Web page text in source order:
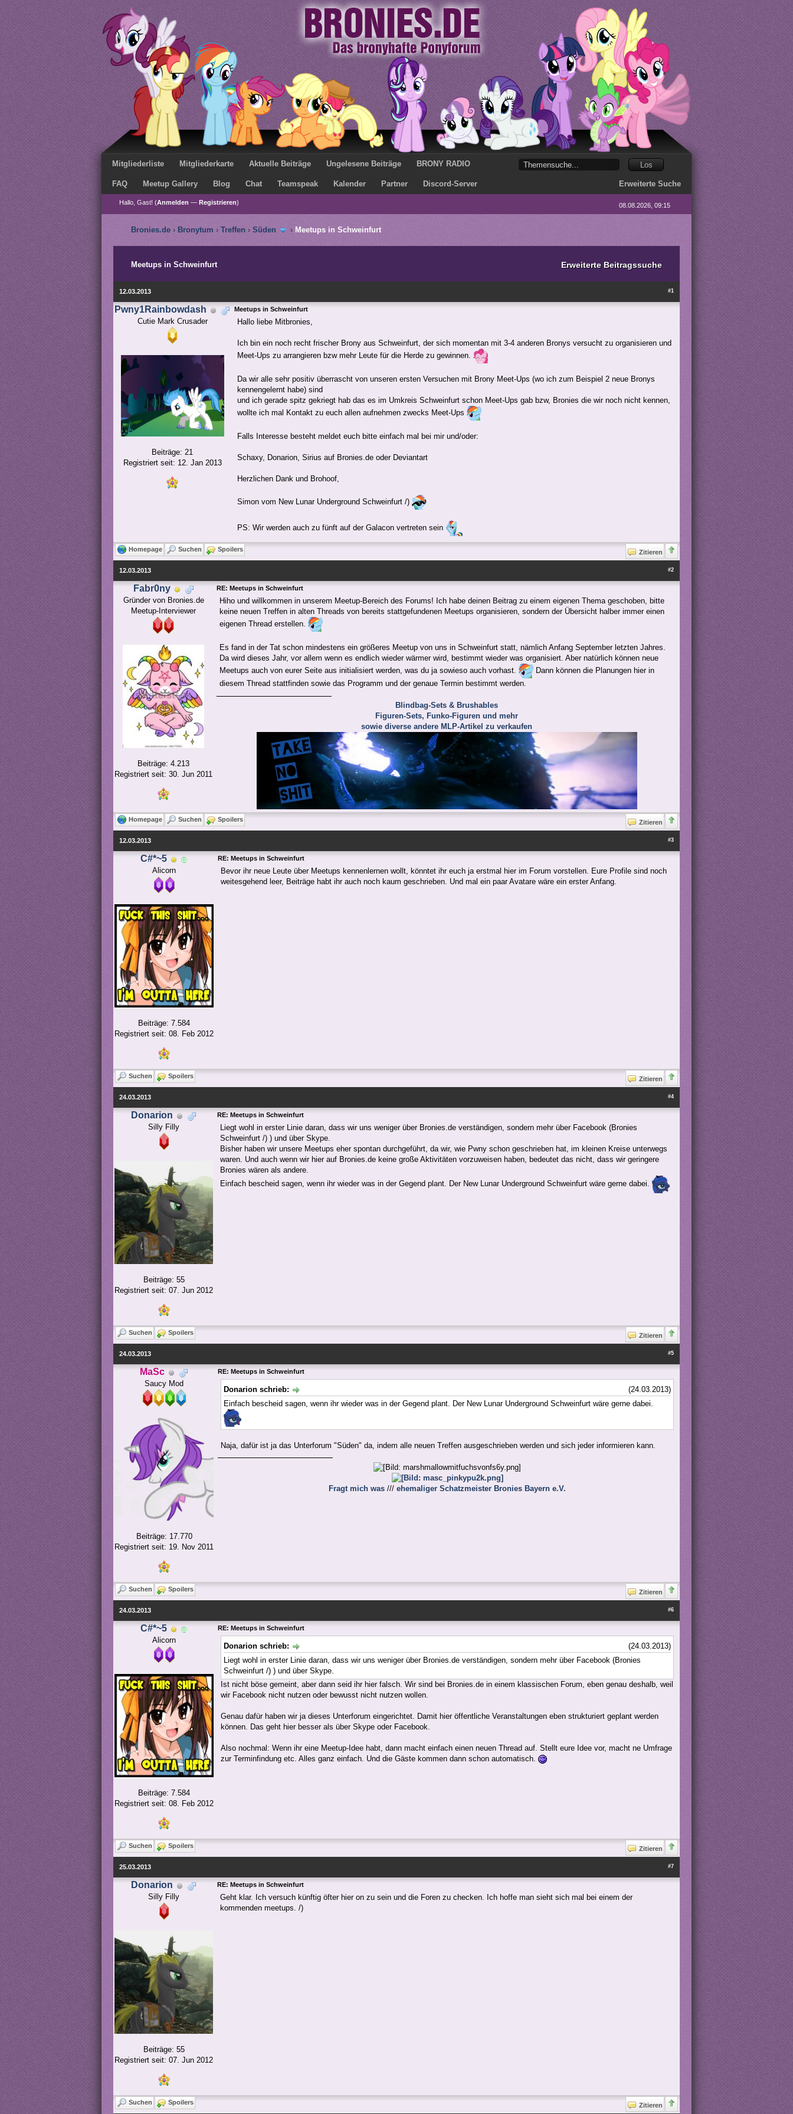
Mitgliederliste Mitgliederkarte Aktuelle Beiträge Ungelesene Beiträge BRONY RADIO
FAQ Meetup Gallery Blog Chat Teamspeak Kalender Partner Discord-Server Erweiterte Suche
Hallo, Gast! (Anmelden — Registrieren) 08.08.2026, 09:15
Bronies.de › Bronytum › Treffen › Süden › Meetups in Schweinfurt
Erweiterte Beitragssuche
Meetups in Schweinfurt
#1
12.03.2013
Pwny1Rainbowdash
Cutie Mark Crusader
Beiträge: 21
Registriert seit: 12. Jan 2013
Meetups in Schweinfurt
Hallo liebe Mitbronies,
Ich bin ein noch recht frischer Brony aus Schweinfurt, der sich momentan mit 3-4 anderen Bronys versucht zu organisieren und
Meet-Ups zu arrangieren bzw mehr Leute für die Herde zu gewinnen.
Da wir alle sehr positiv überrascht von unseren ersten Versuchen mit Brony Meet-Ups (wo ich zum Beispiel 2 neue Bronys
kennengelernt habe) sind
und ich gerade spitz gekriegt hab das es im Umkreis Schweinfurt schon Meet-Ups gab bzw, Bronies die wir noch nicht kennen,
wollte ich mal Kontakt zu euch allen aufnehmen zwecks Meet-Ups
Falls Interesse besteht meldet euch bitte einfach mal bei mir und/oder:
Schaxy, Donarion, Sirius auf Bronies.de oder Deviantart
Herzlichen Dank und Brohoof,
Simon vom New Lunar Underground Schweinfurt /)
PS: Wir werden auch zu fünft auf der Galacon vertreten sein
Homepage Suchen Spoilers Zitieren
#2
12.03.2013
Fabr0ny
Gründer von Bronies.de
Meetup-Interviewer
Beiträge: 4.213
Registriert seit: 30. Jun 2011
RE: Meetups in Schweinfurt
Hiho und willkommen in unserem Meetup-Bereich des Forums! Ich habe deinen Beitrag zu einem eigenen Thema geschoben, bitte
keine neuen Treffen in alten Threads von bereits stattgefundenen Meetups organisieren, sondern der Übersicht halber immer einen
eigenen Thread erstellen.
Es fand in der Tat schon mindestens ein größeres Meetup von uns in Schweinfurt statt, nämlich Anfang September letzten Jahres.
Da wird dieses Jahr, vor allem wenn es endlich wieder wärmer wird, bestimmt wieder was organisiert. Aber natürlich können neue
Meetups auch von eurer Seite aus initialisiert werden, was du ja sowieso auch vorhast.
Dann können die Planungen hier in
diesem Thread stattfinden sowie das Programm und der genaue Termin bestimmt werden.
Blindbag-Sets & Brushables
Figuren-Sets, Funko-Figuren und mehr
sowie diverse andere MLP-Artikel zu verkaufen
Homepage Suchen Spoilers Zitieren
#3
12.03.2013
C#*~5
Alicorn
Beiträge: 7.584
Registriert seit: 08. Feb 2012
RE: Meetups in Schweinfurt
Bevor ihr neue Leute über Meetups kennenlernen wollt, könntet ihr euch ja erstmal hier im Forum vorstellen. Eure Profile sind noch
weitesgehend leer, Beiträge habt ihr auch noch kaum geschrieben. Und mal ein paar Avatare wäre ein erster Anfang.
Suchen Spoilers Zitieren
#4
24.03.2013
Donarion
Silly Filly
Beiträge: 55
Registriert seit: 07. Jun 2012
RE: Meetups in Schweinfurt
Liegt wohl in erster Linie daran, dass wir uns weniger über Bronies.de verständigen, sondern mehr über Facebook (Bronies
Schweinfurt /) ) und über Skype.
Bisher haben wir unsere Meetups eher spontan durchgeführt, da wir, wie Pwny schon geschrieben hat, im kleinen Kreise unterwegs
waren. Und auch wenn wir hier auf Bronies.de keine große Aktivitäten vorzuweisen haben, bedeutet das nicht, dass wir geringere
Bronies wären als andere.
Einfach bescheid sagen, wenn ihr wieder was in der Gegend plant. Der New Lunar Underground Schweinfurt wäre gerne dabei.
Suchen Spoilers Zitieren
#5
24.03.2013
MaSc
Saucy Mod
Beiträge: 17.770
Registriert seit: 19. Nov 2011
RE: Meetups in Schweinfurt
(24.03.2013)
Donarion schrieb:
Einfach bescheid sagen, wenn ihr wieder was in der Gegend plant. Der New Lunar Underground Schweinfurt wäre gerne dabei.
Naja, dafür ist ja das Unterforum "Süden" da, indem alle neuen Treffen ausgeschrieben werden und sich jeder informieren kann.
Fragt mich was /// ehemaliger Schatzmeister Bronies Bayern e.V.
Suchen Spoilers Zitieren
#6
24.03.2013
C#*~5
Alicorn
Beiträge: 7.584
Registriert seit: 08. Feb 2012
RE: Meetups in Schweinfurt
(24.03.2013)
Donarion schrieb:
Liegt wohl in erster Linie daran, dass wir uns weniger über Bronies.de verständigen, sondern mehr über Facebook (Bronies
Schweinfurt /) ) und über Skype.
Ist nicht böse gemeint, aber dann seid ihr hier falsch. Wir sind bei Bronies.de in einem klassischen Forum, eben genau deshalb, weil
wir Facebook nicht nutzen oder bewusst nicht nutzen wollen.
Genau dafür haben wir ja dieses Unterforum eingerichtet. Damit hier öffentliche Veranstaltungen eben strukturiert geplant werden
können. Das geht hier besser als über Skype oder Facebook.
Also nochmal: Wenn ihr eine Meetup-Idee habt, dann macht einfach einen neuen Thread auf. Stellt eure Idee vor, macht ne Umfrage
zur Terminfindung etc. Alles ganz einfach. Und die Gäste kommen dann schon automatisch.
Suchen Spoilers Zitieren
#7
25.03.2013
Donarion
Silly Filly
Beiträge: 55
Registriert seit: 07. Jun 2012
RE: Meetups in Schweinfurt
Geht klar. Ich versuch künftig öfter hier on zu sein und die Foren zu checken. Ich hoffe man sieht sich mal bei einem der
kommenden meetups. /)
Suchen Spoilers Zitieren